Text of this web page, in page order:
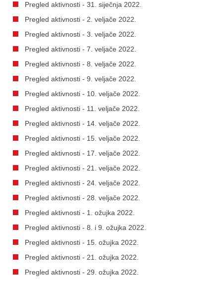
Pregled aktivnosti - 31. siječnja 2022.
Pregled aktivnosti - 2. veljače 2022.
Pregled aktivnosti - 3. veljače 2022.
Pregled aktivnosti - 7. veljače 2022.
Pregled aktivnosti - 8. veljače 2022.
Pregled aktivnosti - 9. veljače 2022.
Pregled aktivnosti - 10. veljače 2022.
Pregled aktivnosti - 11. veljače 2022.
Pregled aktivnosti - 14. veljače 2022.
Pregled aktivnosti - 15. veljače 2022.
Pregled aktivnosti - 17. veljače 2022.
Pregled aktivnosti - 21. veljače 2022.
Pregled aktivnosti - 24. veljače 2022.
Pregled aktivnosti - 28. veljače 2022.
Pregled aktivnosti - 1. ožujka 2022.
Pregled aktivnosti - 8. i 9. ožujka 2022.
Pregled aktivnosti - 15. ožujka 2022.
Pregled aktivnosti - 21. ožujka 2022.
Pregled aktivnosti - 29. ožujka 2022.